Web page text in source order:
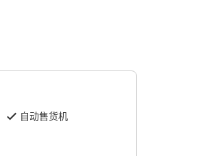
自动售货机